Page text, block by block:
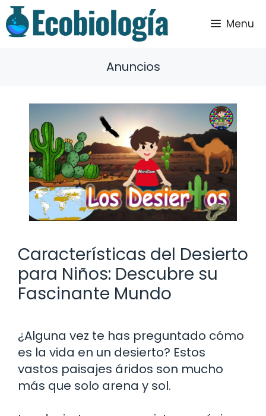
Saltar
al
contenido
Menu
Anuncios
Características del Desierto
para Niños: Descubre su
Fascinante Mundo
¿Alguna vez te has preguntado cómo
es la vida en un desierto? Estos
vastos paisajes áridos son mucho
más que solo arena y sol.